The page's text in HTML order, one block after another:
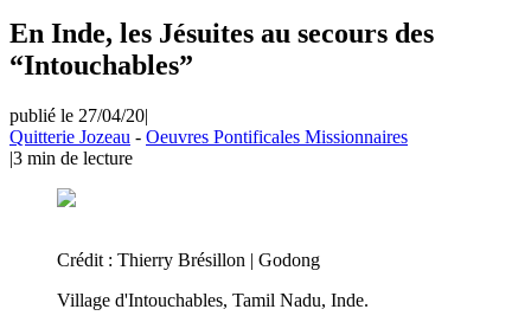
En Inde, les Jésuites au secours des
“Intouchables”
publié le 27/04/20|
Quitterie Jozeau - Oeuvres Pontificales Missionnaires
|3 min de lecture
Crédit : Thierry Brésillon | Godong
Village d'Intouchables, Tamil Nadu, Inde.